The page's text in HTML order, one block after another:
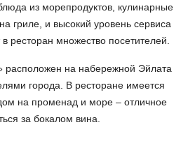
из морепродуктов, кулинарные
гриле, и высокий уровень сервиса
ресторан множество посетителей.
расположен на набережной Эйлата
города. В ресторане имеется
на променад и море – отличное
за бокалом вина.